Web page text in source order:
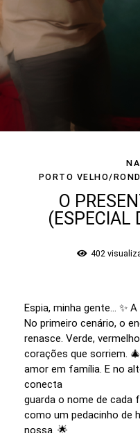
PORTO VELHO/
O
(ESPECIAL
402
Espia, minha gente… ✨
No primeiro cenário, o
renasce. Verde,
corações que sorriem.
amor em família. E no
conecta
guarda o nome de cada
como um pedacinho de
nossa. 🌟